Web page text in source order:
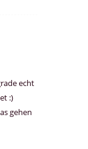
echt
:)
gehen